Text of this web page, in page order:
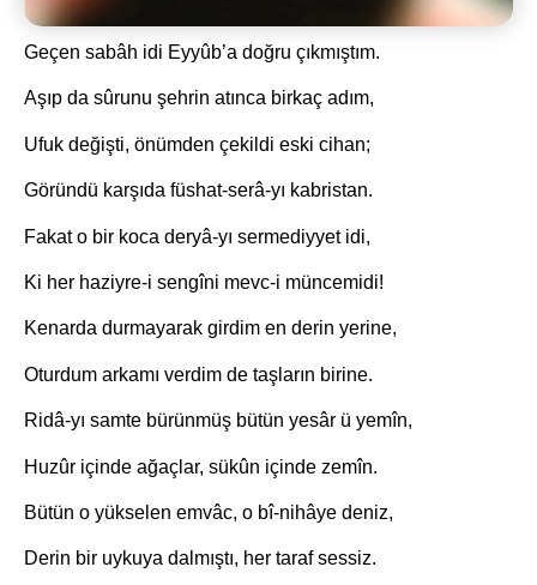
Geçen sabâh idi Eyyûb’a doğru çıkmıştım.
Aşıp da sûrunu şehrin atınca birkaç adım,
Ufuk değişti, önümden çekildi eski cihan;
Göründü karşıda füshat-serâ-yı kabristan.
Fakat o bir koca deryâ-yı sermediyyet idi,
Ki her haziyre-i sengîni mevc-i müncemidi!
Kenarda durmayarak girdim en derin yerine,
Oturdum arkamı verdim de taşların birine.
Ridâ-yı samte bürünmüş bütün yesâr ü yemîn,
Huzûr içinde ağaçlar, sükûn içinde zemîn.
Bütün o yükselen emvâc, o bî-nihâye deniz,
Derin bir uykuya dalmıştı, her taraf sessiz.